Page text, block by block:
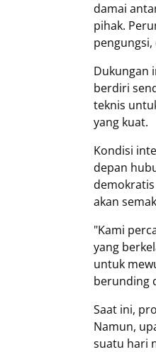
damai
pihak.
Dukungan
berdiri
teknis
yang kuat.
Kondisi
depan
akan
"Kami
yang
untuk
berunding
Saat ini,
Namun,
suatu hari